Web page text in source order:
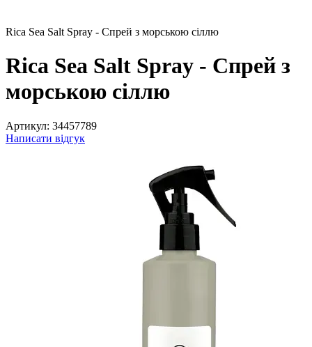
Rica Sea Salt Spray - Спрей з морською сіллю
Rica Sea Salt Spray - Спрей з
морською сіллю
Артикул: 34457789
Написати відгук